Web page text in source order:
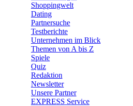
Shoppingwelt
Dating
Partnersuche
Testberichte
Unternehmen im Blick
Themen von A bis Z
Spiele
Quiz
Redaktion
Newsletter
Unsere Partner
EXPRESS Service